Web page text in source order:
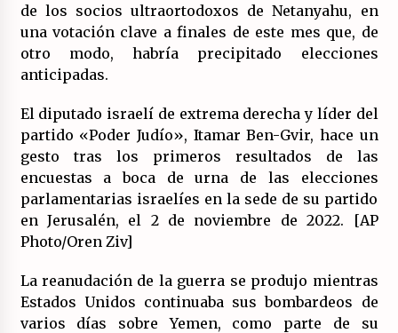
Asamblea abierta de los CLER en Alaquàs
plantea una alternativa a las obras aprobadas
para La Saleta y la línea C3.
Declaración de Estambul por un Frente Común
contra la OTAN, el Imperialismo y la Guerra.
14/07/2026
El fuego no tiene la culpa en Los Gallardos
(Almería)
14/07/2026
de los socios ultraortodoxos de Netanyahu, en
una votación clave a finales de este mes que, de
otro modo, habría precipitado elecciones
anticipadas.
El diputado israelí de extrema derecha y líder del
partido «Poder Judío», Itamar Ben-Gvir, hace un
gesto tras los primeros resultados de las
encuestas a boca de urna de las elecciones
parlamentarias israelíes en la sede de su partido
en Jerusalén, el 2 de noviembre de 2022. [AP
Photo/Oren Ziv]
La reanudación de la guerra se produjo mientras
Estados Unidos continuaba sus bombardeos de
varios días sobre Yemen, como parte de su